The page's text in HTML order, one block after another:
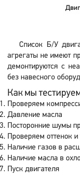
Список Б/У
агрегаты не имеют
демонтируются с
без навесного
Как мы
Проверяем
Давление масла
Посторонние шумы
Проверяем оттенок
Наличие газов в
Наличие масла в
Пуск двигателя